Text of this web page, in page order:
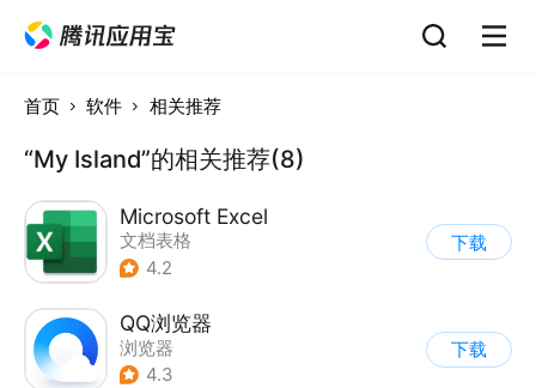
首页 软件 相关推荐
“My Island”的相关推荐(8)
Microsoft Excel
文档表格
4.2
下载
QQ浏览器
浏览器
4.3
下载